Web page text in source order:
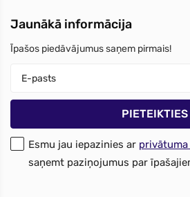
Jaunākā informācija
Īpašos piedāvājumus saņem pirmais!
Esmu jau iepazinies ar
saņemt paziņojumus par